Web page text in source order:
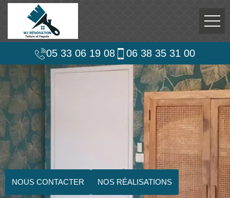
05 33 06 19 08 06 38 35 31 00
NOUS CONTACTER NOS RÉALISATIONS